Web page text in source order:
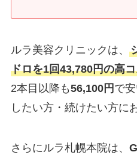
ルラ美容クリニックは、
ドロを1回43,780円の高
2本目以降も56,100円 で
したい方・続けたい方に
さらにルラ札幌本院は、